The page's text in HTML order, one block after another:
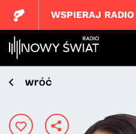
WSPIERAJ RADIO
wróć